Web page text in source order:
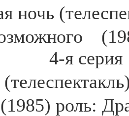
ночь
4-я серия
роль: